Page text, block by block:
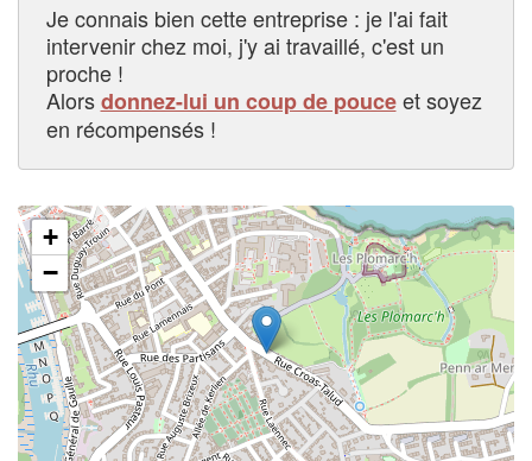
Je connais bien cette entreprise : je l'ai fait
intervenir chez moi, j'y ai travaillé, c'est un
proche !
Alorsdonnez-lui un coup de pouceet soyez
en récompensés !
+
−
✕